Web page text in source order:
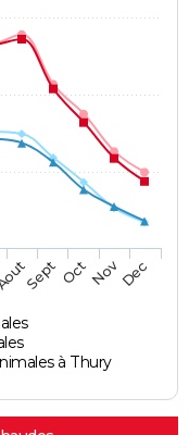
à Thury
Sept OctNovDec